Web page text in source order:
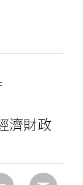
濟財政